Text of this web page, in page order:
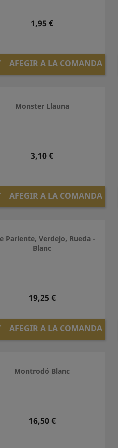
Preu
1,95 €
AFEGIR A LA COMANDA
Monster Llauna
Preu
3,10 €
AFEGIR A LA COMANDA
Pariente, Verdejo, Rueda -
Blanc
Preu
19,25 €
AFEGIR A LA COMANDA
Montrodó Blanc
Preu
16,50 €